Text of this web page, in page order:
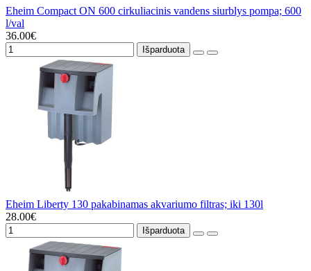
Eheim Compact ON 600 cirkuliacinis vandens siurblys pompa; 600
l/val
36.00€
Išparduota
Eheim Liberty 130 pakabinamas akvariumo filtras; iki 130l
28.00€
Išparduota